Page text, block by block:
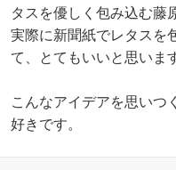
タスを優しく包み込む藤
実際に新聞紙でレタスを
て、とてもいいと思いま
こんなアイデアを思いつ
好きです。